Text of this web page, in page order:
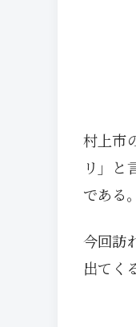
村上市
リ」と
である。
今回訪
出てく